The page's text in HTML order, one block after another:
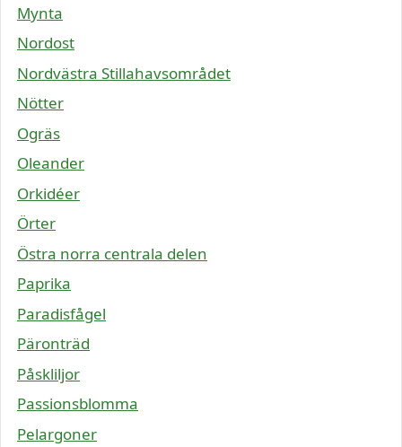
Mynta
Nordost
Nordvästra Stillahavsområdet
Nötter
Ogräs
Oleander
Orkidéer
Örter
Östra norra centrala delen
Paprika
Paradisfågel
Päronträd
Påskliljor
Passionsblomma
Pelargoner